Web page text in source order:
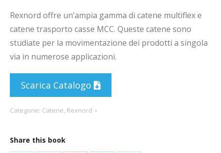
Rexnord offre un’ampia gamma di catene multiflex e
catene trasporto casse MCC. Queste catene sono
studiate per la movimentazione dei prodotti a singola
via in numerose applicazioni.
Scarica Catalogo
Categorie: Catene, Rexnord
Share this book